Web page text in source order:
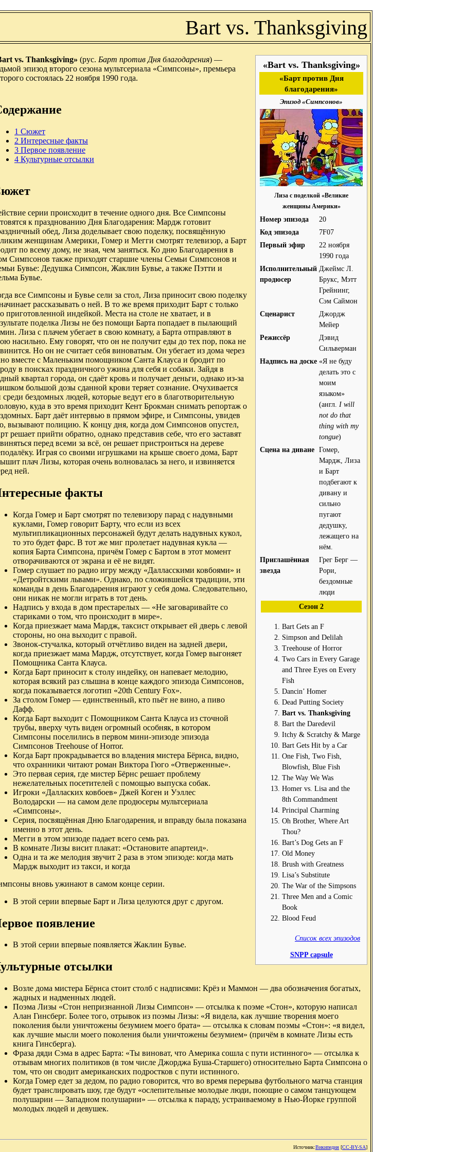
Bart vs. Thanksgiving
«Bart vs. Thanksgiving»
«Барт против Дня
благодарения»
Эпизод «Симпсонов»
Лиза с поделкой «Великие
женщины Америки»
Номер эпизода
20
Код эпизода
7F07
Первый эфир
22 ноября
1990 года
Исполнительный
продюсер
Джеймс Л.
Брукс, Мэтт
Грейнинг,
Сэм Саймон
Сценарист
Джордж
Мейер
Режиссёр
Дэвид
Сильверман
Надпись на доске «Я не буду
делать это с
моим
языком»
(англ. I will
not do that
thing with my
tongue)
Сцена на диване Гомер,
Мардж, Лиза
и Барт
подбегают к
дивану и
сильно
пугают
дедушку,
лежащего на
нём.
Приглашённая
звезда
Грег Берг —
Рори,
бездомные
люди
Сезон 2
Bart Gets an F
Simpson and Delilah
Treehouse of Horror
Two Cars in Every Garage
and Three Eyes on Every
Fish
Dancin’ Homer
Dead Putting Society
Bart vs. Thanksgiving
Bart the Daredevil
Itchy & Scratchy & Marge
Bart Gets Hit by a Car
One Fish, Two Fish,
Blowfish, Blue Fish
The Way We Was
Homer vs. Lisa and the
8th Commandment
Principal Charming
Oh Brother, Where Art
Thou?
Bart’s Dog Gets an F
Old Money
Brush with Greatness
Lisa’s Substitute
The War of the Simpsons
Three Men and a Comic
Book
Blood Feud
Список всех эпизодов
SNPP capsule
vs. Thanksgiving» (рус. Барт против Дня благодарения) —
эпизод второго сезона мультсериала «Симпсоны», премьера
состоялась 22 ноября 1990 года.
1 Сюжет
2 Интересные факты
3 Первое появление
4 Культурные отсылки
серии происходит в течение одного дня. Все Симпсоны
к празднованию Дня Благодарения: Мардж готовит
обед, Лиза доделывает свою поделку, посвящённую
женщинам Америки, Гомер и Мегги смотрят телевизор, а Барт
по всему дому, не зная, чем заняться. Ко дню Благодарения в
Симпсонов также приходят старшие члены Семьи Симпсонов и
Бувье: Дедушка Симпсон, Жаклин Бувье, а также Пэтти и
Бувье.
все Симпсоны и Бувье сели за стол, Лиза приносит свою поделку
рассказывать о ней. В то же время приходит Барт с только
приготовленной индейкой. Места на столе не хватает, и в
поделка Лизы не без помощи Барта попадает в пылающий
Лиза с плачем убегает в свою комнату, а Барта отправляют в
насильно. Ему говорят, что он не получит еды до тех пор, пока не
Но он не считает себя виноватым. Он убегает из дома через
вместе с Маленьким помощником Санта Клауса и бродит по
в поисках праздничного ужина для себя и собаки. Зайдя в
квартал города, он сдаёт кровь и получает деньги, однако из-за
большой дозы сданной крови теряет сознание. Очухивается
среди бездомных людей, которые ведут его в благотворительную
куда в это время приходит Кент Брокман снимать репортаж о
Барт даёт интервью в прямом эфире, и Симпсоны, увидев
вызывают полицию. К концу дня, когда дом Симпсонов опустел,
решает прийти обратно, однако представив себе, что его заставят
перед всеми за всё, он решает пристроиться на дереве
Играя со своими игрушками на крыше своего дома, Барт
плач Лизы, которая очень волновалась за него, и извиняется
ней.
факты
Когда Гомер и Барт смотрят по телевизору парад с надувными
куклами, Гомер говорит Барту, что если из всех
мультипликационных персонажей будут делать надувных кукол,
то это будет фарс. В тот же миг пролетает надувная кукла —
копия Барта Симпсона, причём Гомер с Бартом в этот момент
отворачиваются от экрана и её не видят.
Гомер слушает по радио игру между «Далласскими ковбоями» и
«Детройтскими львами». Однако, по сложившейся традиции, эти
команды в день Благодарения играют у себя дома. Следовательно,
они никак не могли играть в тот день.
Надпись у входа в дом престарелых — «Не заговаривайте со
стариками о том, что происходит в мире».
Когда приезжает мама Мардж, таксист открывает ей дверь с левой
стороны, но она выходит с правой.
Звонок-стучалка, который отчётливо виден на задней двери,
когда приезжает мама Мардж, отсутствует, когда Гомер выгоняет
Помощника Санта Клауса.
Когда Барт приносит к столу индейку, он напевает мелодию,
которая всякий раз слышна в конце каждого эпизода Симпсонов,
когда показывается логотип «20th Century Fox».
За столом Гомер — единственный, кто пьёт не вино, а пиво
Дафф.
Когда Барт выходит с Помощником Санта Клауса из сточной
трубы, вверху чуть виден огромный особняк, в котором
Симпсоны поселились в первом мини-эпизоде эпизода
Симпсонов Treehouse of Horror.
Когда Барт прокрадывается во владения мистера Бёрнса, видно,
что охранники читают роман Виктора Гюго «Отверженные».
Это первая серия, где мистер Бёрнс решает проблему
нежелательных посетителей с помощью выпуска собак.
Игроки «Далласких ковбоев» Джей Коген и Уэллес
Володарски — на самом деле продюсеры мультсериала
«Симпсоны».
Серия, посвящённая Дню Благодарения, и вправду была показана
именно в этот день.
Мегги в этом эпизоде падает всего семь раз.
В комнате Лизы висит плакат: «Остановите апартеид».
Одна и та же мелодия звучит 2 раза в этом эпизоде: когда мать
Мардж выходит из такси, и когда
вновь ужинают в самом конце серии.
В этой серии впервые Барт и Лиза целуются друг с другом.
появление
В этой серии впервые появляется Жаклин Бувье.
отсылки
Возле дома мистера Бёрнса стоит столб с надписями: Крёз и Маммон — два обозначения богатых,
жадных и надменных людей.
Поэма Лизы «Стон непризнанной Лизы Симпсон» — отсылка к поэме «Стон», которую написал
Алан Гинсберг. Более того, отрывок из поэмы Лизы: «Я видела, как лучшие творения моего
поколения были уничтожены безумием моего брата» — отсылка к словам поэмы «Стон»: «я видел,
как лучшие мысли моего поколения были уничтожены безумием» (причём в комнате Лизы есть
книга Гинсберга).
Фраза дяди Сэма в адрес Барта: «Ты виноват, что Америка сошла с пути истинного» — отсылка к
отзывам многих политиков (в том числе Джорджа Буша-Старшего) относительно Барта Симпсона о
том, что он сводит американских подростков с пути истинного.
Когда Гомер едет за дедом, по радио говорится, что во время перерыва футбольного матча станция
будет транслировать шоу, где будут «ослепительные молодые люди, поющие о самом танцующем
полушарии — Западном полушарии» — отсылка к параду, устраиваемому в Нью-Йорке группой
молодых людей и девушек.
Источник:Википедия [CC-BY-SA]